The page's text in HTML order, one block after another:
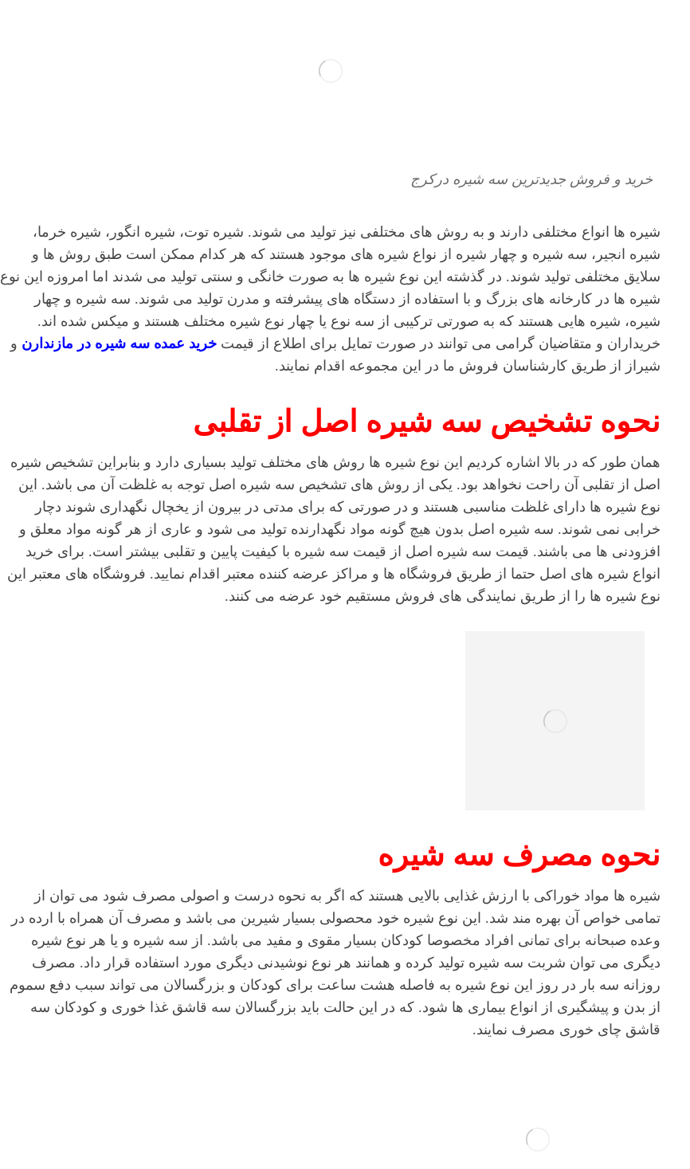
خرید و فروش جدیدترین سه شیره درکرج
شیره ها انواع مختلفی دارند و به روش های مختلفی نیز تولید می شوند. شیره توت، شیره انگور، شیره خرما،
شیره انجیر، سه شیره و چهار شیره از نواع شیره های موجود هستند که هر کدام ممکن است طبق روش ها و
سلایق مختلفی تولید شوند. در گذشته این نوع شیره ها به صورت خانگی و سنتی تولید می شدند اما امروزه این نوع
شیره ها در کارخانه های بزرگ و با استفاده از دستگاه های پیشرفته و مدرن تولید می شوند. سه شیره و چهار
شیره، شیره هایی هستند که به صورتی ترکیبی از سه نوع یا چهار نوع شیره مختلف هستند و میکس شده اند.
خریداران و متقاضیان گرامی می توانند در صورت تمایل برای اطلاع از قیمت خرید عمده سه شیره در مازندارن و
شیراز از طریق کارشناسان فروش ما در این مجموعه اقدام نمایند.
نحوه تشخیص سه شیره اصل از تقلبی
همان طور که در بالا اشاره کردیم این نوع شیره ها روش های مختلف تولید بسیاری دارد و بنابراین تشخیص شیره
اصل از تقلبی آن راحت نخواهد بود. یکی از روش های تشخیص سه شیره اصل توجه به غلظت آن می باشد. این
نوع شیره ها دارای غلظت مناسبی هستند و در صورتی که برای مدتی در بیرون از یخچال نگهداری شوند دچار
خرابی نمی شوند. سه شیره اصل بدون هیچ گونه مواد نگهدارنده تولید می شود و عاری از هر گونه مواد معلق و
افزودنی ها می باشند. قیمت سه شیره اصل از قیمت سه شیره با کیفیت پایین و تقلبی بیشتر است. برای خرید
انواع شیره های اصل حتما از طریق فروشگاه ها و مراکز عرضه کننده معتبر اقدام نمایید. فروشگاه های معتبر این
نوع شیره ها را از طریق نمایندگی های فروش مستقیم خود عرضه می کنند.
نحوه مصرف سه شیره
شیره ها مواد خوراکی با ارزش غذایی بالایی هستند که اگر به نحوه درست و اصولی مصرف شود می توان از
تمامی خواص آن بهره مند شد. این نوع شیره خود محصولی بسیار شیرین می باشد و مصرف آن همراه با ارده در
وعده صبحانه برای تمانی افراد مخصوصا کودکان بسیار مقوی و مفید می باشد. از سه شیره و یا هر نوع شیره
دیگری می توان شربت سه شیره تولید کرده و همانند هر نوع نوشیدنی دیگری مورد استفاده قرار داد. مصرف
روزانه سه بار در روز این نوع شیره به فاصله هشت ساعت برای کودکان و بزرگسالان می تواند سبب دفع سموم
از بدن و پیشگیری از انواع بیماری ها شود. که در این حالت باید بزرگسالان سه قاشق غذا خوری و کودکان سه
قاشق چای خوری مصرف نمایند.